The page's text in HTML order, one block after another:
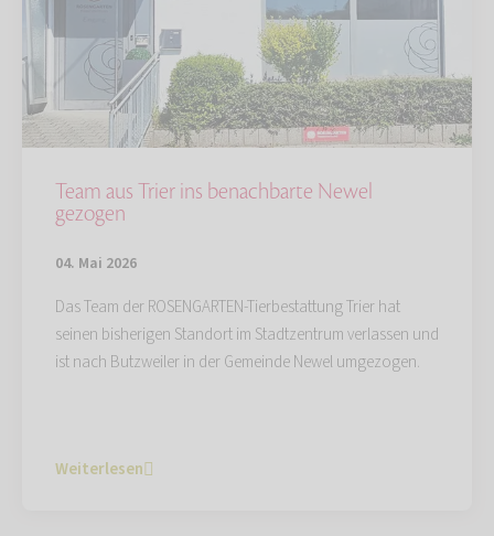
Team aus Trier ins benachbarte Newel
gezogen
04. Mai 2026
Das Team der ROSENGARTEN-Tierbestattung Trier hat
seinen bisherigen Standort im Stadtzentrum verlassen und
ist nach Butzweiler in der Gemeinde Newel umgezogen.
Weiterlesen